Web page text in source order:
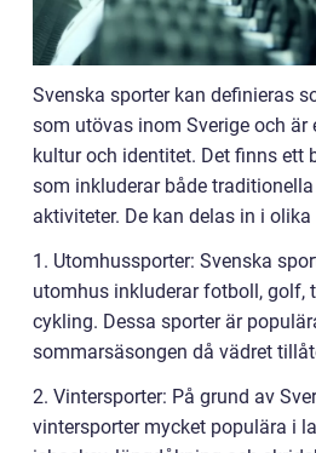
Svenska sporter kan definieras
som utövas inom Sverige och är
kultur och identitet. Det finns ett
som inkluderar både
aktiviteter. De kan delas in i olika
1. Utomhussporter: Svenska
utomhus inkluderar fotboll, golf,
cykling. Dessa sporter är
sommarsäsongen då vädret
2. Vintersporter: På grund av
vintersporter mycket populära i